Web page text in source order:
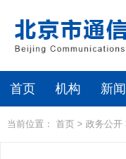
首页 机构 新闻
当前位置： 首页 > 政务公开